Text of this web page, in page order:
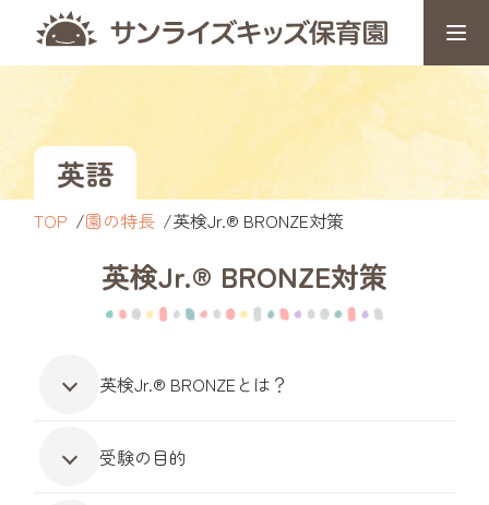
英語
TOP 園の特長 英検Jr.® BRONZE対策
英検Jr.® BRONZE対策
英検Jr.® BRONZEとは？
受験の目的